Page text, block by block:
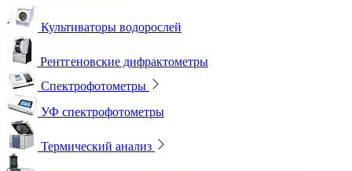
Культиваторы водорослей
Рентгеновские дифрактометры
Спектрофотометры
УФ спектрофотометры
Термический анализ